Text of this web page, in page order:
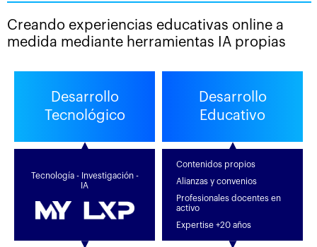
Creando experiencias educativas online a
medida mediante herramientas IA propias
Desarrollo
Tecnológico
Tecnología - Investigación -
IA
Desarrollo
Educativo
Contenidos propios
Alianzas y convenios
Profesionales docentes en
activo
Expertise +20 años